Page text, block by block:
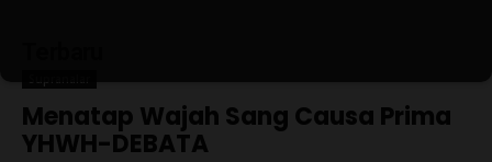
Menatap Wajah Sang Causa Prima
YHWH-DEBATA